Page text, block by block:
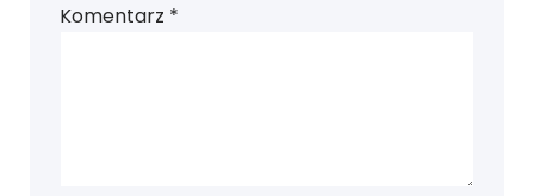
Komentarz *